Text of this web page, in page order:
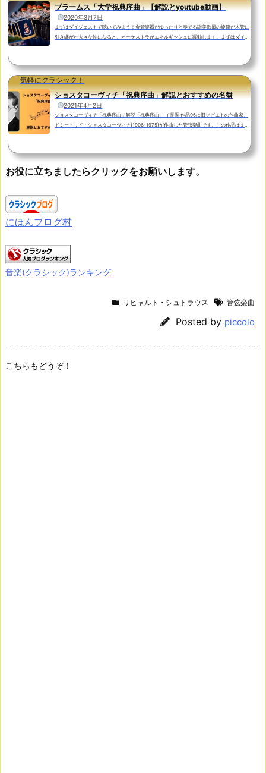
ブラームス「大学祝典序曲」【解説とyoutube動画】
2020年3月7日
まずはダイジェストで聴いてみよう！金管楽器がゆったりと奏でる讃美歌風の旋律が木管に
引き継がれ大きな波になると、オーケストラがエネルギッシュに躍動します。まずはダイジ
響楽団の首席指揮者として日本でも活躍するパーヴォ・ヤルヴィの父親です。ブラームス
「大学祝典序曲」の解説大学祝典序曲 ハ短調 作品８０はドイツの作曲家、ヨハネス・ブラ
ームス(...
気軽にクラシック！
ショスタコーヴィチ「祝典序曲」解説とおすすめの名盤
2021年4月2日
ショスタコーヴィチ「祝典序曲」解説「祝典序曲」 イ長調 作品96は旧ソビエトの作曲家、
ドミートリイ・ショスタコーヴィチ(1906-1975)が作曲した管弦楽曲です。この作品は１９
（十月革命）３０周年を記念して既に作曲されていたものを改作したとされていますが、１
しては不...
お役に立ちましたらクリックをお願いします。
にほんブログ村
音楽(クラシック)ランキング
リヒャルト・シュトラウス 管弦楽曲
Posted by piccolo
こちらもどうぞ！